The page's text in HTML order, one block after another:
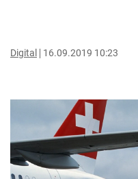
Digital 16.09.2019 10:23